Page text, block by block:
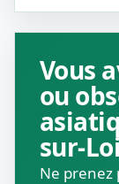
Vous
ou
sur-
Ne prenez